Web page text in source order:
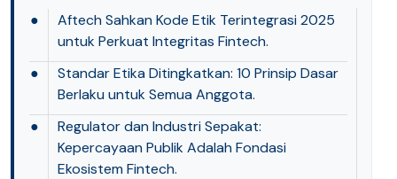
●
Aftech Sahkan Kode Etik Terintegrasi 2025
untuk Perkuat Integritas Fintech.
●
Standar Etika Ditingkatkan: 10 Prinsip Dasar
Berlaku untuk Semua Anggota.
●
Regulator dan Industri Sepakat:
Kepercayaan Publik Adalah Fondasi
Ekosistem Fintech.